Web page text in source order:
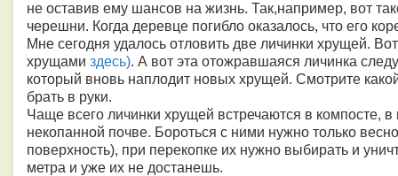
не оставив ему шансов на жизнь. Так,например, вот
черешни. Когда деревце погибло оказалось, что его
Мне сегодня удалось отловить две личинки хрущей.
хрущами здесь). А вот эта отожравшаяся личинка
который вновь наплодит новых хрущей. Смотрите
брать в руки.
Чаще всего личинки хрущей встречаются в компосте,
некопанной почве. Бороться с ними нужно только
поверхность), при перекопке их нужно выбирать и
метра и уже их не достанешь.